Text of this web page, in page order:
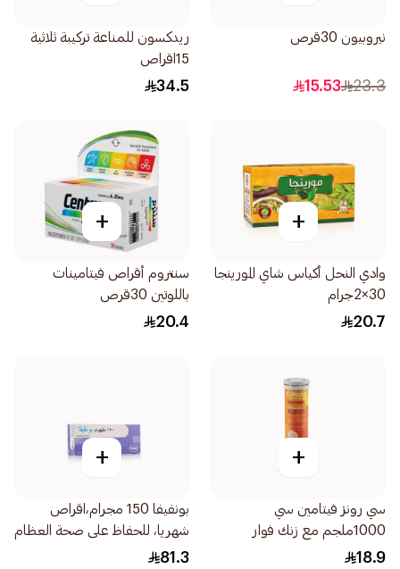
نيروبيون 30قرص
23.3
15.53
ريدكسون للمناعة تركيبة ثلاثية
15اقراص
34.5
+
وادي النحل أكياس شاي المورينجا
30×2جرام
20.7
+
سنتروم أقراص فيتامينات
باللوتين 30قرص
20.4
+
سي رونز فيتامين سي
1000ملجم مع زنك فوار
20قرص
18.9
+
بونفيفا 150 مجرام،اقراص
شهريا، للحفاظ على صحة العظام
- 1اقراص
81.3